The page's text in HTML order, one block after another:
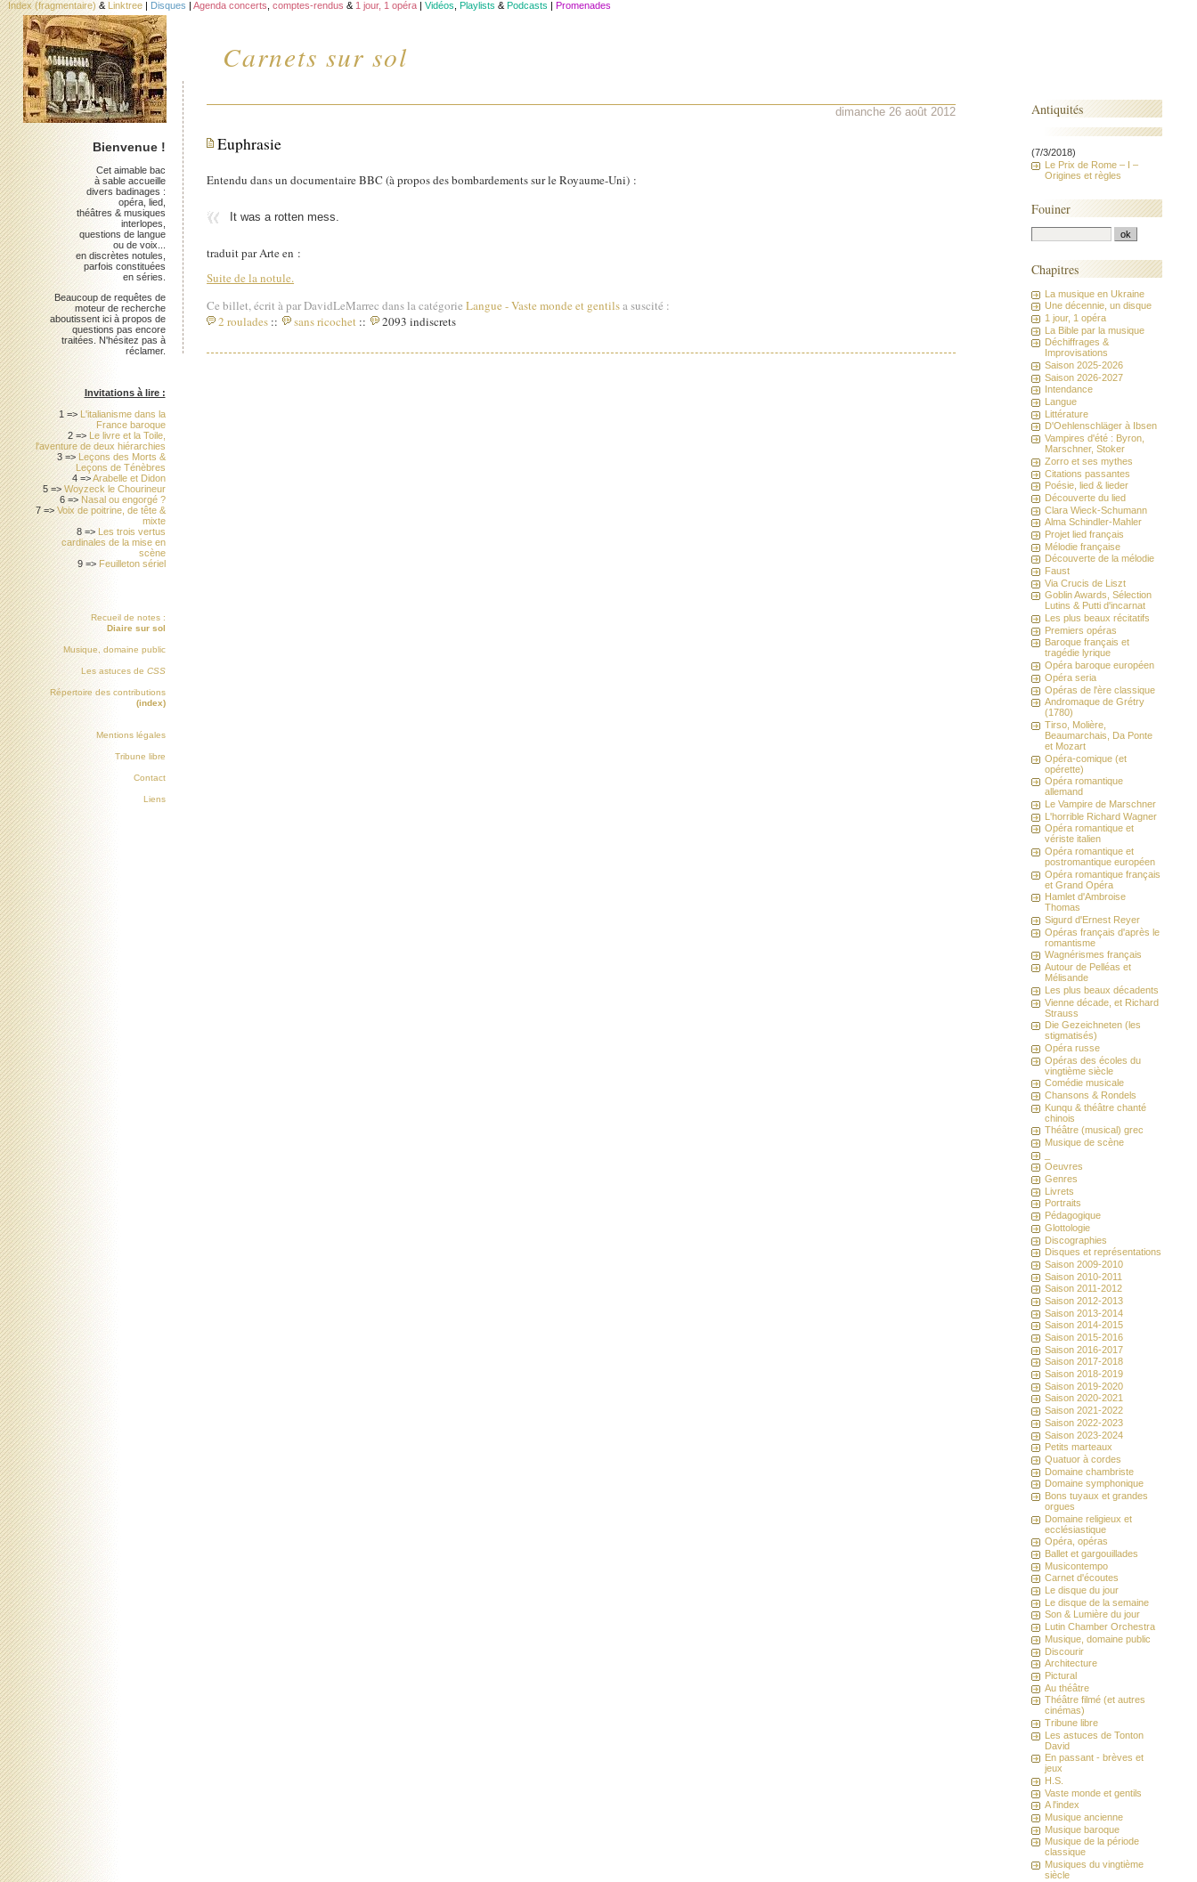
Carnets sur sol
Index (fragmentaire) & Linktree | Disques | Agenda concerts comptes-rendus & 1 jour, 1 opéra | Vidéos Playlists & Podcasts | Promenades
dimanche 26 août 2012
Euphrasie
Entendu dans un documentaire BBC (à propos des bombardements sur le Royaume-Uni) :
It was a rotten mess.
traduit par Arte en :
Suite de la notule.
Ce billet, écrit à par DavidLeMarrec dans la catégorieLangue-Vaste monde et gentilsa suscité :
2 roulades :: sans ricochet :: 2093 indiscrets
Bienvenue !
Cet aimable bac
à sable accueille
divers badinages :
opéra, lied,
théâtres & musiques
interlopes,
questions de langue
ou de voix...
en discrètes notules,
parfois constituées
en séries.
Beaucoup de requêtes de
moteur de recherche
aboutissent ici à propos de
questions pas encore
traitées. N'hésitez pas à
réclamer.
Invitations à lire :
1 => L'italianisme dans la
France baroque
2 => Le livre et la Toile,
l'aventure de deux hiérarchies
3 => Leçons des Morts &
Leçons de Ténèbres
4 =>Arabelle et Didon
5 =>Woyzeck le Chourineur
6 => Nasal ou engorgé ?
7 =>Voix de poitrine, de tête &
mixte
8 => Les trois vertus
cardinales de la mise en
scène
9 => Feuilleton sériel
Recueil de notes :
Diaire sur sol
Musique, domaine public
Les astuces de CSS
Répertoire des contributions
(index)
Mentions légales
Tribune libre
Contact
Liens
Antiquités
(7/3/2018)
Le Prix de Rome – I –
Origines et règles
Fouiner
Chapitres
La musique en Ukraine
Une décennie, un disque
1 jour, 1 opéra
La Bible par la musique
Déchiffrages &
Improvisations
Saison 2025-2026
Saison 2026-2027
Intendance
Langue
Littérature
D'Oehlenschläger à Ibsen
Vampires d'été : Byron,
Marschner, Stoker
Zorro et ses mythes
Citations passantes
Poésie, lied & lieder
Découverte du lied
Clara Wieck-Schumann
Alma Schindler-Mahler
Projet lied français
Mélodie française
Découverte de la mélodie
Faust
Via Crucis de Liszt
Goblin Awards, Sélection
Lutins & Putti d'incarnat
Les plus beaux récitatifs
Premiers opéras
Baroque français et
tragédie lyrique
Opéra baroque européen
Opéra seria
Opéras de l'ère classique
Andromaque de Grétry
(1780)
Tirso, Molière,
Beaumarchais, Da Ponte
et Mozart
Opéra-comique (et
opérette)
Opéra romantique
allemand
Le Vampire de Marschner
L'horrible Richard Wagner
Opéra romantique et
vériste italien
Opéra romantique et
postromantique européen
Opéra romantique français
et Grand Opéra
Hamlet d'Ambroise
Thomas
Sigurd d'Ernest Reyer
Opéras français d'après le
romantisme
Wagnérismes français
Autour de Pelléas et
Mélisande
Les plus beaux décadents
Vienne décade, et Richard
Strauss
Die Gezeichneten (les
stigmatisés)
Opéra russe
Opéras des écoles du
vingtième siècle
Comédie musicale
Chansons & Rondels
Kunqu & théâtre chanté
chinois
Théâtre (musical) grec
Musique de scène
Oeuvres
Genres
Livrets
Portraits
Pédagogique
Glottologie
Discographies
Disques et représentations
Saison 2009-2010
Saison 2010-2011
Saison 2011-2012
Saison 2012-2013
Saison 2013-2014
Saison 2014-2015
Saison 2015-2016
Saison 2016-2017
Saison 2017-2018
Saison 2018-2019
Saison 2019-2020
Saison 2020-2021
Saison 2021-2022
Saison 2022-2023
Saison 2023-2024
Petits marteaux
Quatuor à cordes
Domaine chambriste
Domaine symphonique
Bons tuyaux et grandes
orgues
Domaine religieux et
ecclésiastique
Opéra, opéras
Ballet et gargouillades
Musicontempo
Carnet d'écoutes
Le disque du jour
Le disque de la semaine
Son & Lumière du jour
Lutin Chamber Orchestra
Musique, domaine public
Discourir
Architecture
Pictural
Au théâtre
Théâtre filmé (et autres
cinémas)
Tribune libre
Les astuces de Tonton
David
En passant - brèves et
jeux
H.S.
Vaste monde et gentils
A l'index
Musique ancienne
Musique baroque
Musique de la période
classique
Musiques du vingtième
siècle